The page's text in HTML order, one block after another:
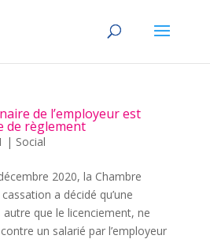
de l’employeur est
de règlement
| Social
2020, la Chambre
a décidé qu’une
que le licenciement, ne
un salarié par l’employeur